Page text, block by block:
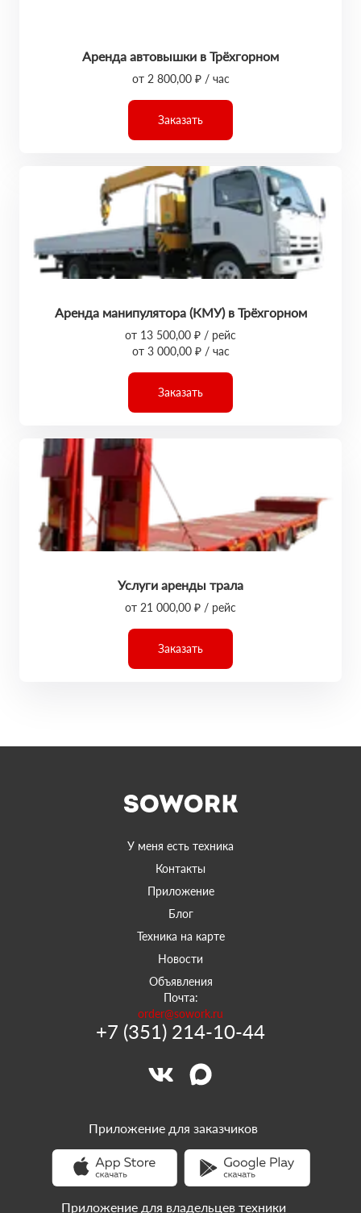
Аренда автовышки в Трёхгорном
от 2 800,00 ₽ / час
Заказать
Аренда манипулятора (КМУ) в Трёхгорном
от 13 500,00 ₽ / рейс
от 3 000,00 ₽ / час
Заказать
Услуги аренды трала
от 21 000,00 ₽ / рейс
Заказать
У меня есть техника
Контакты
Приложение
Блог
Техника на карте
Новости
Объявления
Почта:
order@sowork.ru
+7 (351) 214-10-44
Приложение для заказчиков
Приложение для владельцев техники